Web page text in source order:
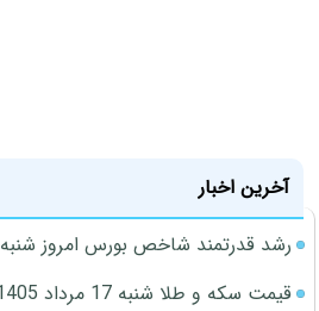
آخرین اخبار
رشد قدرتمند شاخص بورس امروز شنبه
قیمت سکه و طلا شنبه 17 مرداد 1405